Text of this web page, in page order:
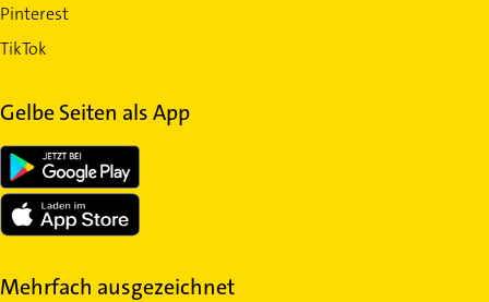
Pinterest
TikTok
Gelbe Seiten als App
Mehrfach ausgezeichnet